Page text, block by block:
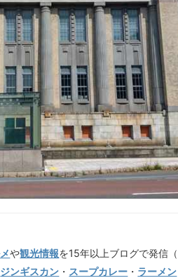
や観光情報を15年以上ブログで発信
ジンギスカン ・ スープカレー ・ ラーメン